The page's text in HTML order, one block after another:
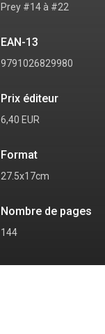
Prey #14 à #22
EAN-13
9791026829980
Prix éditeur
6,40 EUR
Format
27.5x17cm
Nombre de pages
144